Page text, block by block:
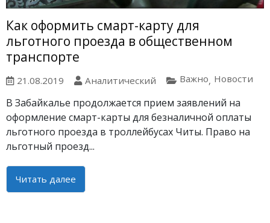
Как оформить смарт-карту для
льготного проезда в общественном
транспорте
21.08.2019 Аналитический Важно, Новости
В Забайкалье продолжается прием заявлений на
оформление смарт-карты для безналичной оплаты
льготного проезда в троллейбусах Читы. Право на
льготный проезд...
Читать далее